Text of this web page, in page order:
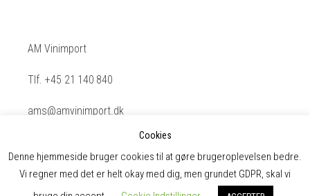
AM Vinimport
Tlf. +45 21 140 840
ams@amvinimport.dk
Cookies
Denne hjemmeside bruger cookies til at gøre brugeroplevelsen bedre.
Vi regner med det er helt okay med dig, men grundet GDPR, skal vi